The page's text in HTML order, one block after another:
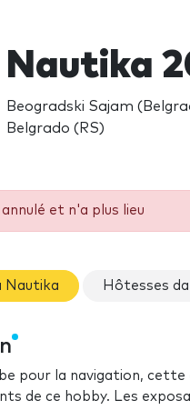
Nautika
Beogradski Sajam
Belgrado (RS)
et n'a plus lieu
Nautika Hôtesses
pour la navigation,
de ce hobby. Les